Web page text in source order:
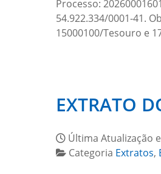
Processo:
54.922.334/0001-41.
15000100/Tesouro e
EXTRATO
Última Atualização
Categoria Extratos,